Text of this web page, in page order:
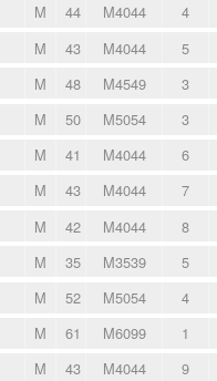
M 44 M4044 4
M 43 M4044 5
M 48 M4549 3
M 50 M5054 3
M 41 M4044 6
M 43 M4044 7
M 42 M4044 8
M 35 M3539 5
M 52 M5054 4
M 61 M6099 1
M 43 M4044 9